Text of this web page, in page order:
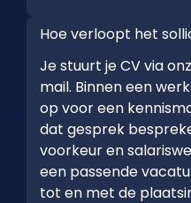
Hoe verloopt het
Je stuurt je CV via
mail. Binnen een
op voor een
dat gesprek
voorkeur en
een passende
tot en met de